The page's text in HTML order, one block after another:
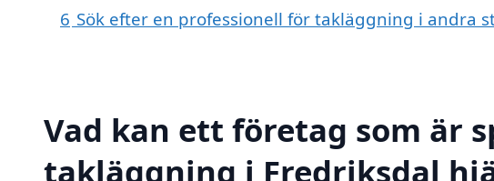
6 Sök efter en professionell för takläggning i andra
Vad kan ett företag som är
takläggning i Fredriksdal